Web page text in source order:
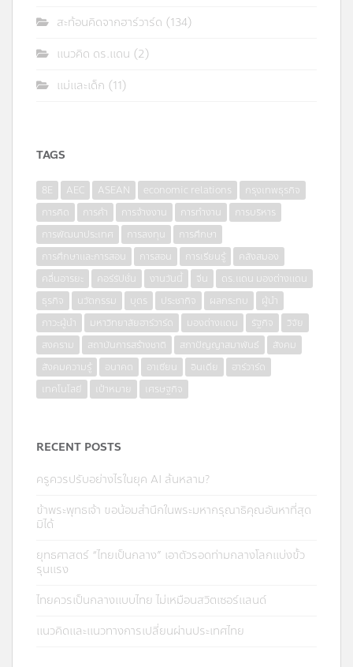
สะท้อนคิดจากฮาร์วาร์ด (134)
แนวคิด ดร.แดน (2)
แม่และเด็ก (11)
TAGS
8E AEC ASEAN economic relations
กรุงเทพธุรกิจ
การคิด
การค้า การจ้างงาน การทำงาน
การบริหาร
การพัฒนาประเทศ
การลงทุน
การศึกษา
การศึกษาและการสอน
การสอน การเรียนรู้
คลังสมอง
คลื่นอารยะ
คอร์รัปชั่น งานวันนี้ จีน
ดร.แดน มองต่างแดน
ธุรกิจ
นวัตกรรม บุตร ประชากิจ ผลกระทบ
ผู้นำ
ภาวะผู้นำ
มหาวิทยาลัยฮาร์วาร์ด มองต่างแดน รัฐกิจ
วิจัย
สงคราม
สถาบันการสร้างชาติ สภาปัญญาสมาพันธ์
สังคม
สังคมความรู้
อนาคต อาเซียน อินเดีย
ฮาร์วาร์ด
เทคโนโลยี
เป้าหมาย เศรษฐกิจ
RECENT POSTS
ครูควรปรับอย่างไรในยุค AI ล้นหลาม?
ข้าพระพุทธเจ้า ขอน้อมสำนึกในพระมหากรุณาธิคุณอันหาที่สุด
มิได้
ยุทธศาสตร์ “ไทยเป็นกลาง” เอาตัวรอดท่ามกลางโลกแบ่งขั้ว
รุนแรง
ไทยควรเป็นกลางแบบไทย ไม่เหมือนสวิตเซอร์แลนด์
แนวคิดและแนวทางการเปลี่ยนผ่านประเทศไทย